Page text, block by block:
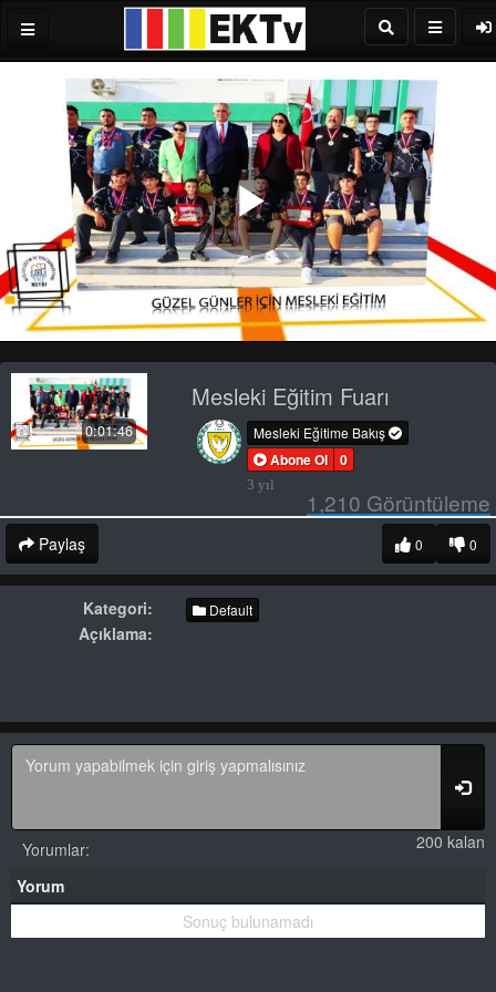
Play
Video
0:01:46
Mesleki Eğitim Fuarı
Mesleki Eğitime Bakış
Abone Ol 0
3 yıl
1,210 Görüntüleme
Paylaş 0
0
Kategori: Default
Açıklama:
200 kalan
Yorumlar:
Yorum
Sonuç bulunamadı